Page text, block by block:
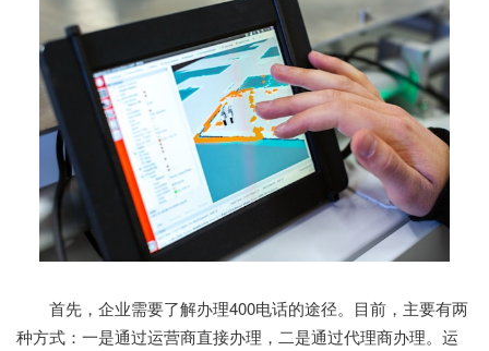
首先，企业需要了解办理400电话的途径。目前，主要有两
种方式：一是通过运营商直接办理，二是通过代理商办理。运